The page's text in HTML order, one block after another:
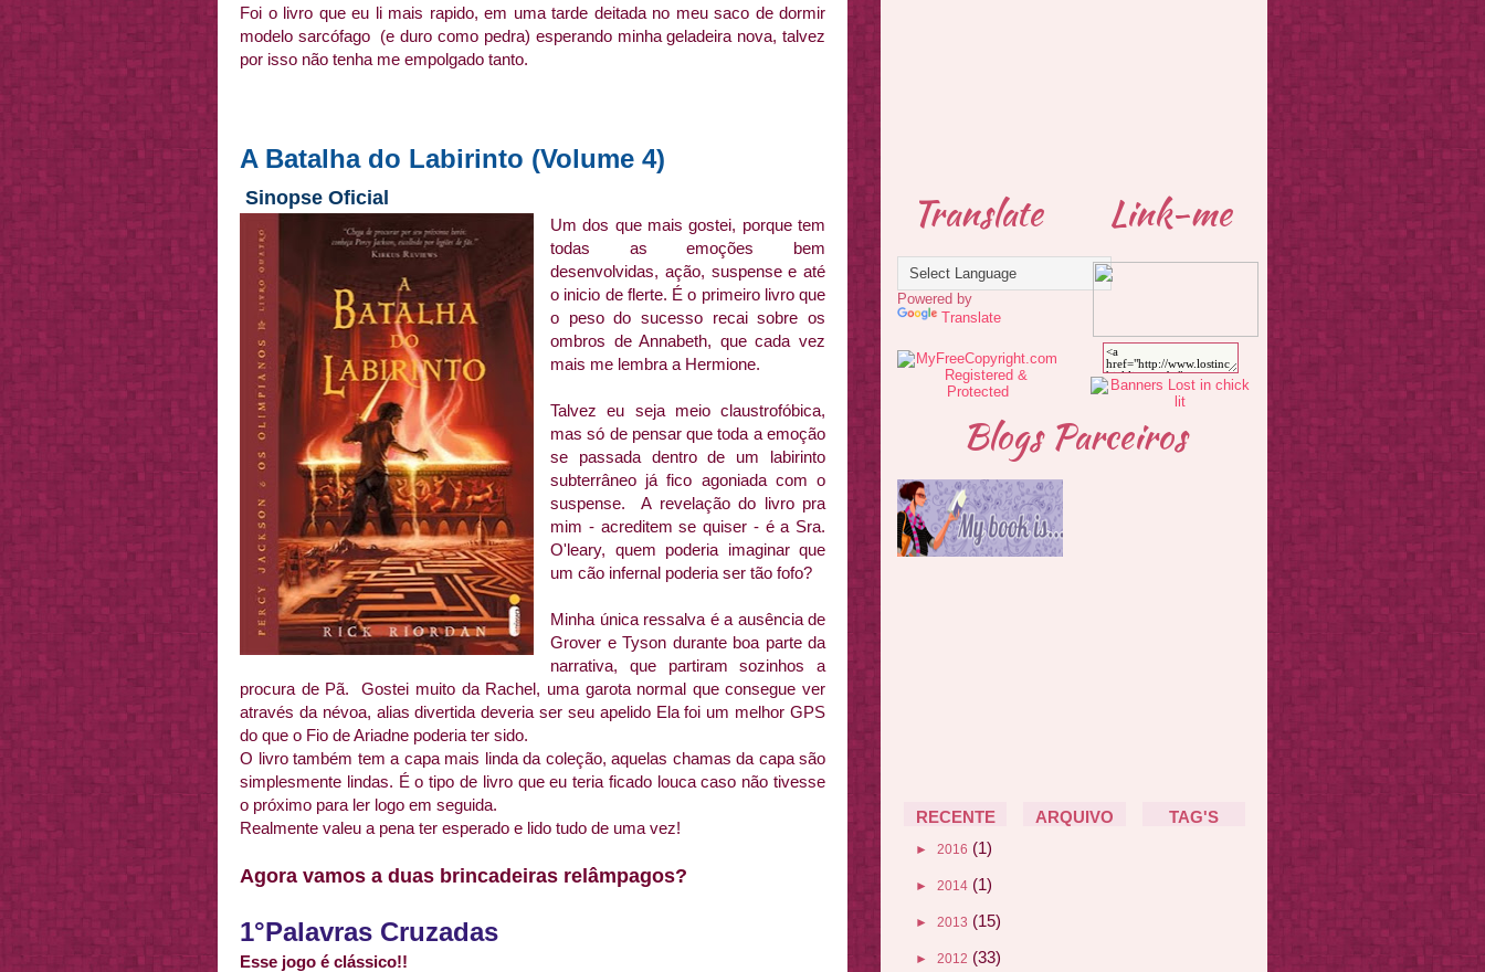
Foi o livro que eu li mais rapido, em uma tarde deitada no meu saco de dormir
modelo sarcófago (e duro como pedra) esperando minha geladeira nova, talvez
por isso não tenha me empolgado tanto.
A Batalha do Labirinto (Volume 4)
Sinopse Oficial
Um dos que mais gostei, porque tem
todas as emoções bem
desenvolvidas, ação, suspense e até
o inicio de flerte. É o primeiro livro que
o peso do sucesso recai sobre os
ombros de Annabeth, que cada vez
mais me lembra a Hermione.
Talvez eu seja meio claustrofóbica,
mas só de pensar que toda a emoção
se passada dentro de um labirinto
subterrâneo já fico agoniada com o
suspense. A revelação do livro pra
mim - acreditem se quiser - é a Sra.
O'leary, quem poderia imaginar que
um cão infernal poderia ser tão fofo?
Minha única ressalva é a ausência de
Grover e Tyson durante boa parte da
narrativa, que partiram sozinhos a
procura de Pã. Gostei muito da Rachel, uma garota normal que consegue ver
através da névoa, alias divertida deveria ser seu apelido Ela foi um melhor GPS
do que o Fio de Ariadne poderia ter sido.
O livro também tem a capa mais linda da coleção, aquelas chamas da capa são
simplesmente lindas. É o tipo de livro que eu teria ficado louca caso não tivesse
o próximo para ler logo em seguida.
Realmente valeu a pena ter esperado e lido tudo de uma vez!
Agora vamos a duas brincadeiras relâmpagos?
1°Palavras Cruzadas
Esse jogo é clássico!!
Translate
Powered by
Translate
Link-me
Blogs Parceiros
RECENTE ARQUIVO TAG'S
► 2016 (1)
► 2014 (1)
► 2013 (15)
► 2012 (33)